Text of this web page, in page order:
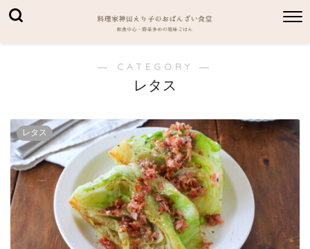
― CATEGORY ―
レタス
レタス